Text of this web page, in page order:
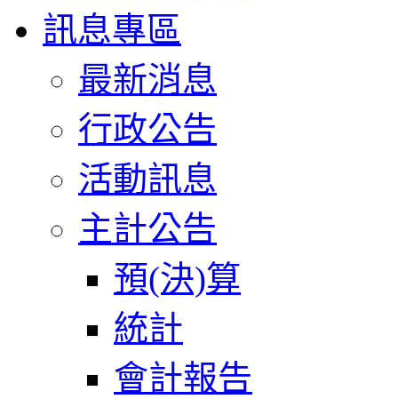
訊息專區
最新消息
行政公告
活動訊息
主計公告
預(決)算
統計
會計報告